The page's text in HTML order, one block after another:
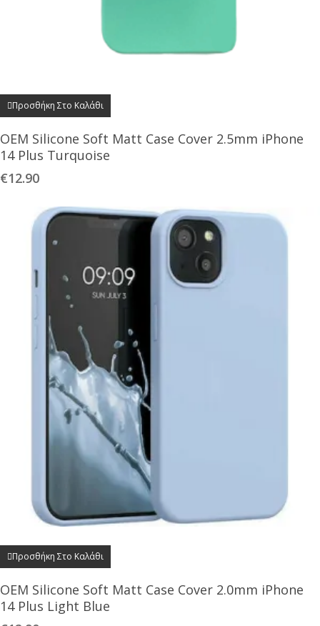
Προσθήκη Στο Καλάθι
OEM Silicone Soft Matt Case Cover 2.5mm iPhone
14 Plus Turquoise
€12.90
Προσθήκη Στο Καλάθι
OEM Silicone Soft Matt Case Cover 2.0mm iPhone
14 Plus Light Blue